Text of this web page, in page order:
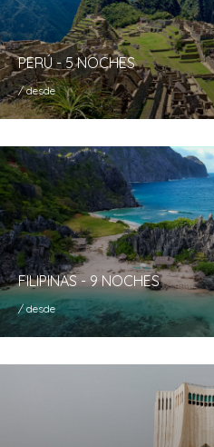
PERÚ - 5 NOCHES
/ desde
FILIPINAS - 9 NOCHES
/ desde